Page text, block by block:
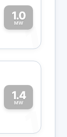
1.0
MW1
1.4
MW
1